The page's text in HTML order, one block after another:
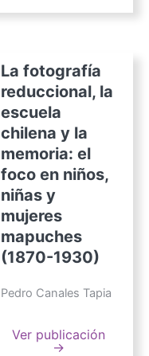
La fotografía
reduccional, la
escuela
chilena y la
memoria: el
foco en niños,
niñas y
mujeres
mapuches
(1870-1930)
Pedro Canales Tapia
Ver publicación
→